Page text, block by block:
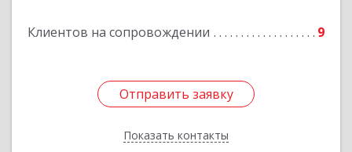
Клиентов на сопровождении 9
Отправить заявку
Показать контакты
Отправить заявку
Назад